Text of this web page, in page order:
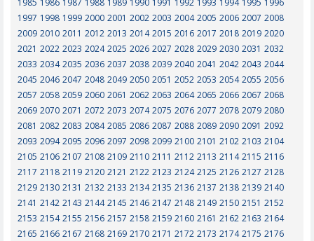
1985 1986 1987 1988 1989 1990 1991 1992 1993 1994 1995 1996
1997 1998 1999 2000 2001 2002 2003 2004 2005 2006 2007 2008
2009 2010 2011 2012 2013 2014 2015 2016 2017 2018 2019 2020
2021 2022 2023 2024 2025 2026 2027 2028 2029 2030 2031 2032
2033 2034 2035 2036 2037 2038 2039 2040 2041 2042 2043 2044
2045 2046 2047 2048 2049 2050 2051 2052 2053 2054 2055 2056
2057 2058 2059 2060 2061 2062 2063 2064 2065 2066 2067 2068
2069 2070 2071 2072 2073 2074 2075 2076 2077 2078 2079 2080
2081 2082 2083 2084 2085 2086 2087 2088 2089 2090 2091 2092
2093 2094 2095 2096 2097 2098 2099 2100 2101 2102 2103 2104
2105 2106 2107 2108 2109 2110 2111 2112 2113 2114 2115 2116
2117 2118 2119 2120 2121 2122 2123 2124 2125 2126 2127 2128
2129 2130 2131 2132 2133 2134 2135 2136 2137 2138 2139 2140
2141 2142 2143 2144 2145 2146 2147 2148 2149 2150 2151 2152
2153 2154 2155 2156 2157 2158 2159 2160 2161 2162 2163 2164
2165 2166 2167 2168 2169 2170 2171 2172 2173 2174 2175 2176